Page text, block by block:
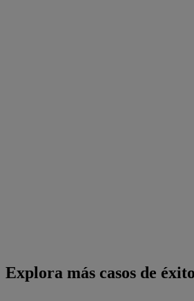
Explora más casos de éxito